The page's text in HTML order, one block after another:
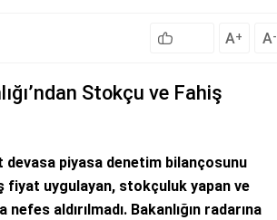
A+ A-
Stokçu ve Fahiş
devasa piyasa denetim bilançosunu
fiyat uygulayan, stokçuluk yapan ve
aldırılmadı. Bakanlığın radarına